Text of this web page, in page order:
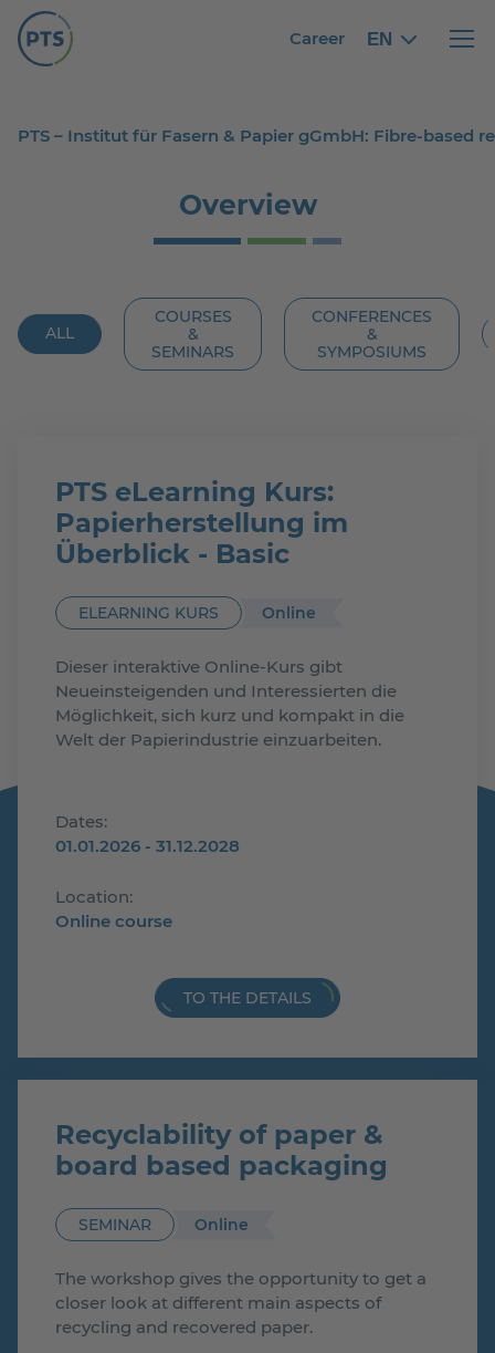
Career EN English
English
PTS – Institut für Fasern & Papier gGmbH: Fibre-based
Overview
ALL
COURSES
&
SEMINARS
CONFERENCES
&
SYMPOSIUMS
PTS eLearning Kurs:
Papierherstellung im
Überblick - Basic
ELEARNING KURS Online
Dieser interaktive Online-Kurs gibt
Neueinsteigenden und Interessierten die
Möglichkeit, sich kurz und kompakt in die
Welt der Papierindustrie einzuarbeiten.
Dates:
01.01.2026 - 31.12.2028
Location:
Online course
TO THE DETAILS
Recyclability of paper &
board based packaging
SEMINAR Online
The workshop gives the opportunity to get a
closer look at different main aspects of
recycling and recovered paper.